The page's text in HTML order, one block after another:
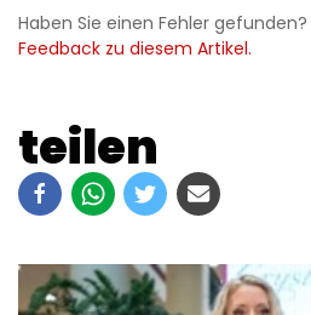
Haben Sie einen Fehler gefunden?
Feedback zu diesem Artikel.
teilen